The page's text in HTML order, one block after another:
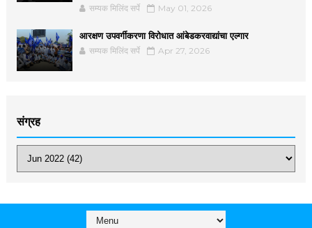
सम्यक मिलिंद सर्पे May 01, 2026
आरक्षण उपवर्गीकरणा विरोधात आंबेडकरवाद्यांचा एल्गार
सम्यक मिलिंद सर्पे Apr 27, 2026
संग्रह